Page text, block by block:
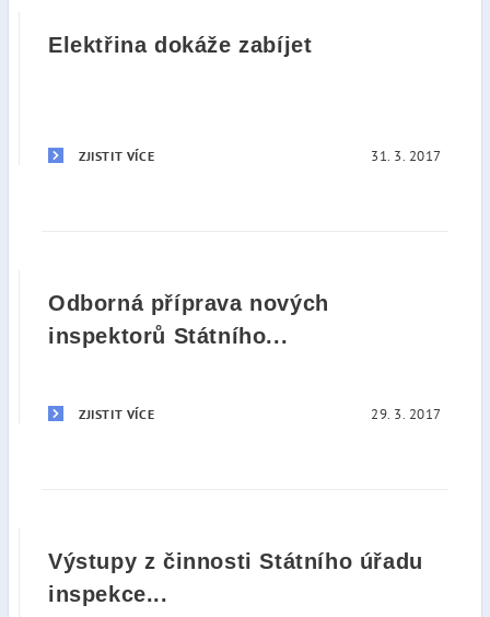
Elektřina dokáže zabíjet
ZJISTIT VÍCE 31. 3. 2017
Odborná příprava nových
inspektorů Státního...
ZJISTIT VÍCE 29. 3. 2017
Výstupy z činnosti Státního úřadu
inspekce...